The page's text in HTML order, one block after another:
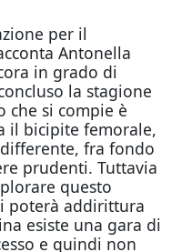
per il
Antonella
in grado di
la stagione
che si compie è
il bicipite femorale,
fra fondo
prudenti. Tuttavia
questo
poterà addirittura
esiste una gara di
e quindi non